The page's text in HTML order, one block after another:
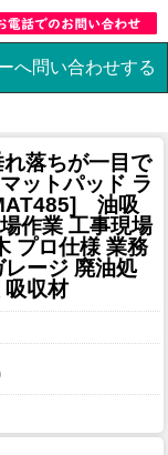
へ問い合わせする
落ちが一目で
ットパッド ラ
油吸
作業 工事現場
プロ仕様 業務
ージ 廃油処
吸収材